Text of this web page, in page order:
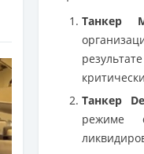
Танкер
Танкер
режиме